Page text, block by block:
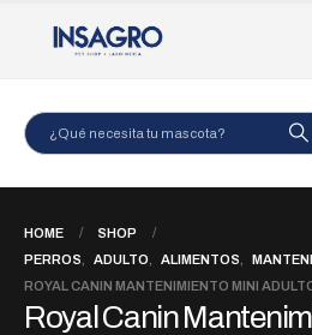
HOME
SHOP
PERROS
ADULTO ALIMENTOS
ROYAL CANIN MANTENIMIENTO MINI
Royal Canin